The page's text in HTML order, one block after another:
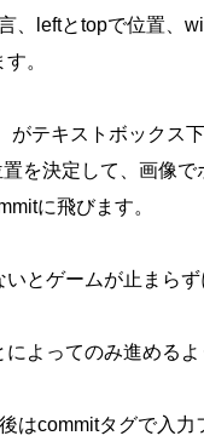
、leftとtopで位置、
。
テキストボックス下
置を決定して、画像
に飛びます。
いとゲームが止まら
よってのみ進めるよ
はcommitタグで入力